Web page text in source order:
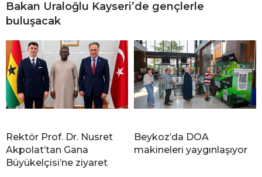
Bakan Uraloğlu Kayseri’de gençlerle
buluşacak
Rektör Prof. Dr. Nusret
Akpolat’tan Gana
Büyükelçisi’ne ziyaret
Beykoz’da DOA
makineleri yaygınlaşıyor